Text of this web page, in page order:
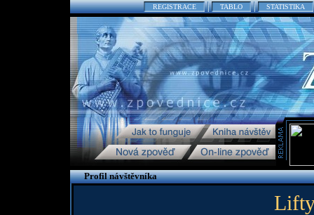
REGISTRACE TABLO STATISTIKA
Profil návštěvníka